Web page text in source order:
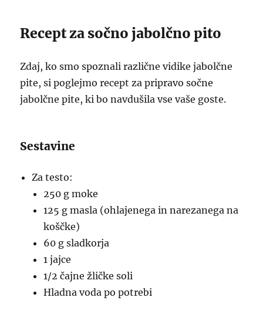
Recept za sočno jabolčno pito
Zdaj, ko smo spoznali različne vidike jabolčne
pite, si poglejmo recept za pripravo sočne
jabolčne pite, ki bo navdušila vse vaše goste.
Sestavine
Za testo:
250 g moke
125 g masla (ohlajenega in narezanega na
koščke)
60 g sladkorja
1 jajce
1/2 čajne žličke soli
Hladna voda po potrebi